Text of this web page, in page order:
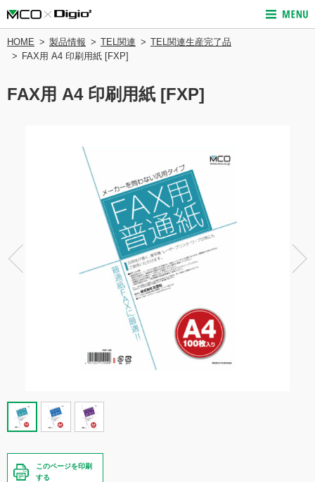
HOME 製品情報 TEL関連
TEL関連生産完了品
FAX用 A4 印刷用紙 [FXP]
FAX用 A4 印刷用紙 [FXP]
このページを印刷
する